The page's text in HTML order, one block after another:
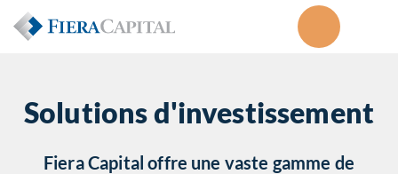
Solutions d'investissement
Fiera Capital offre une vaste gamme de